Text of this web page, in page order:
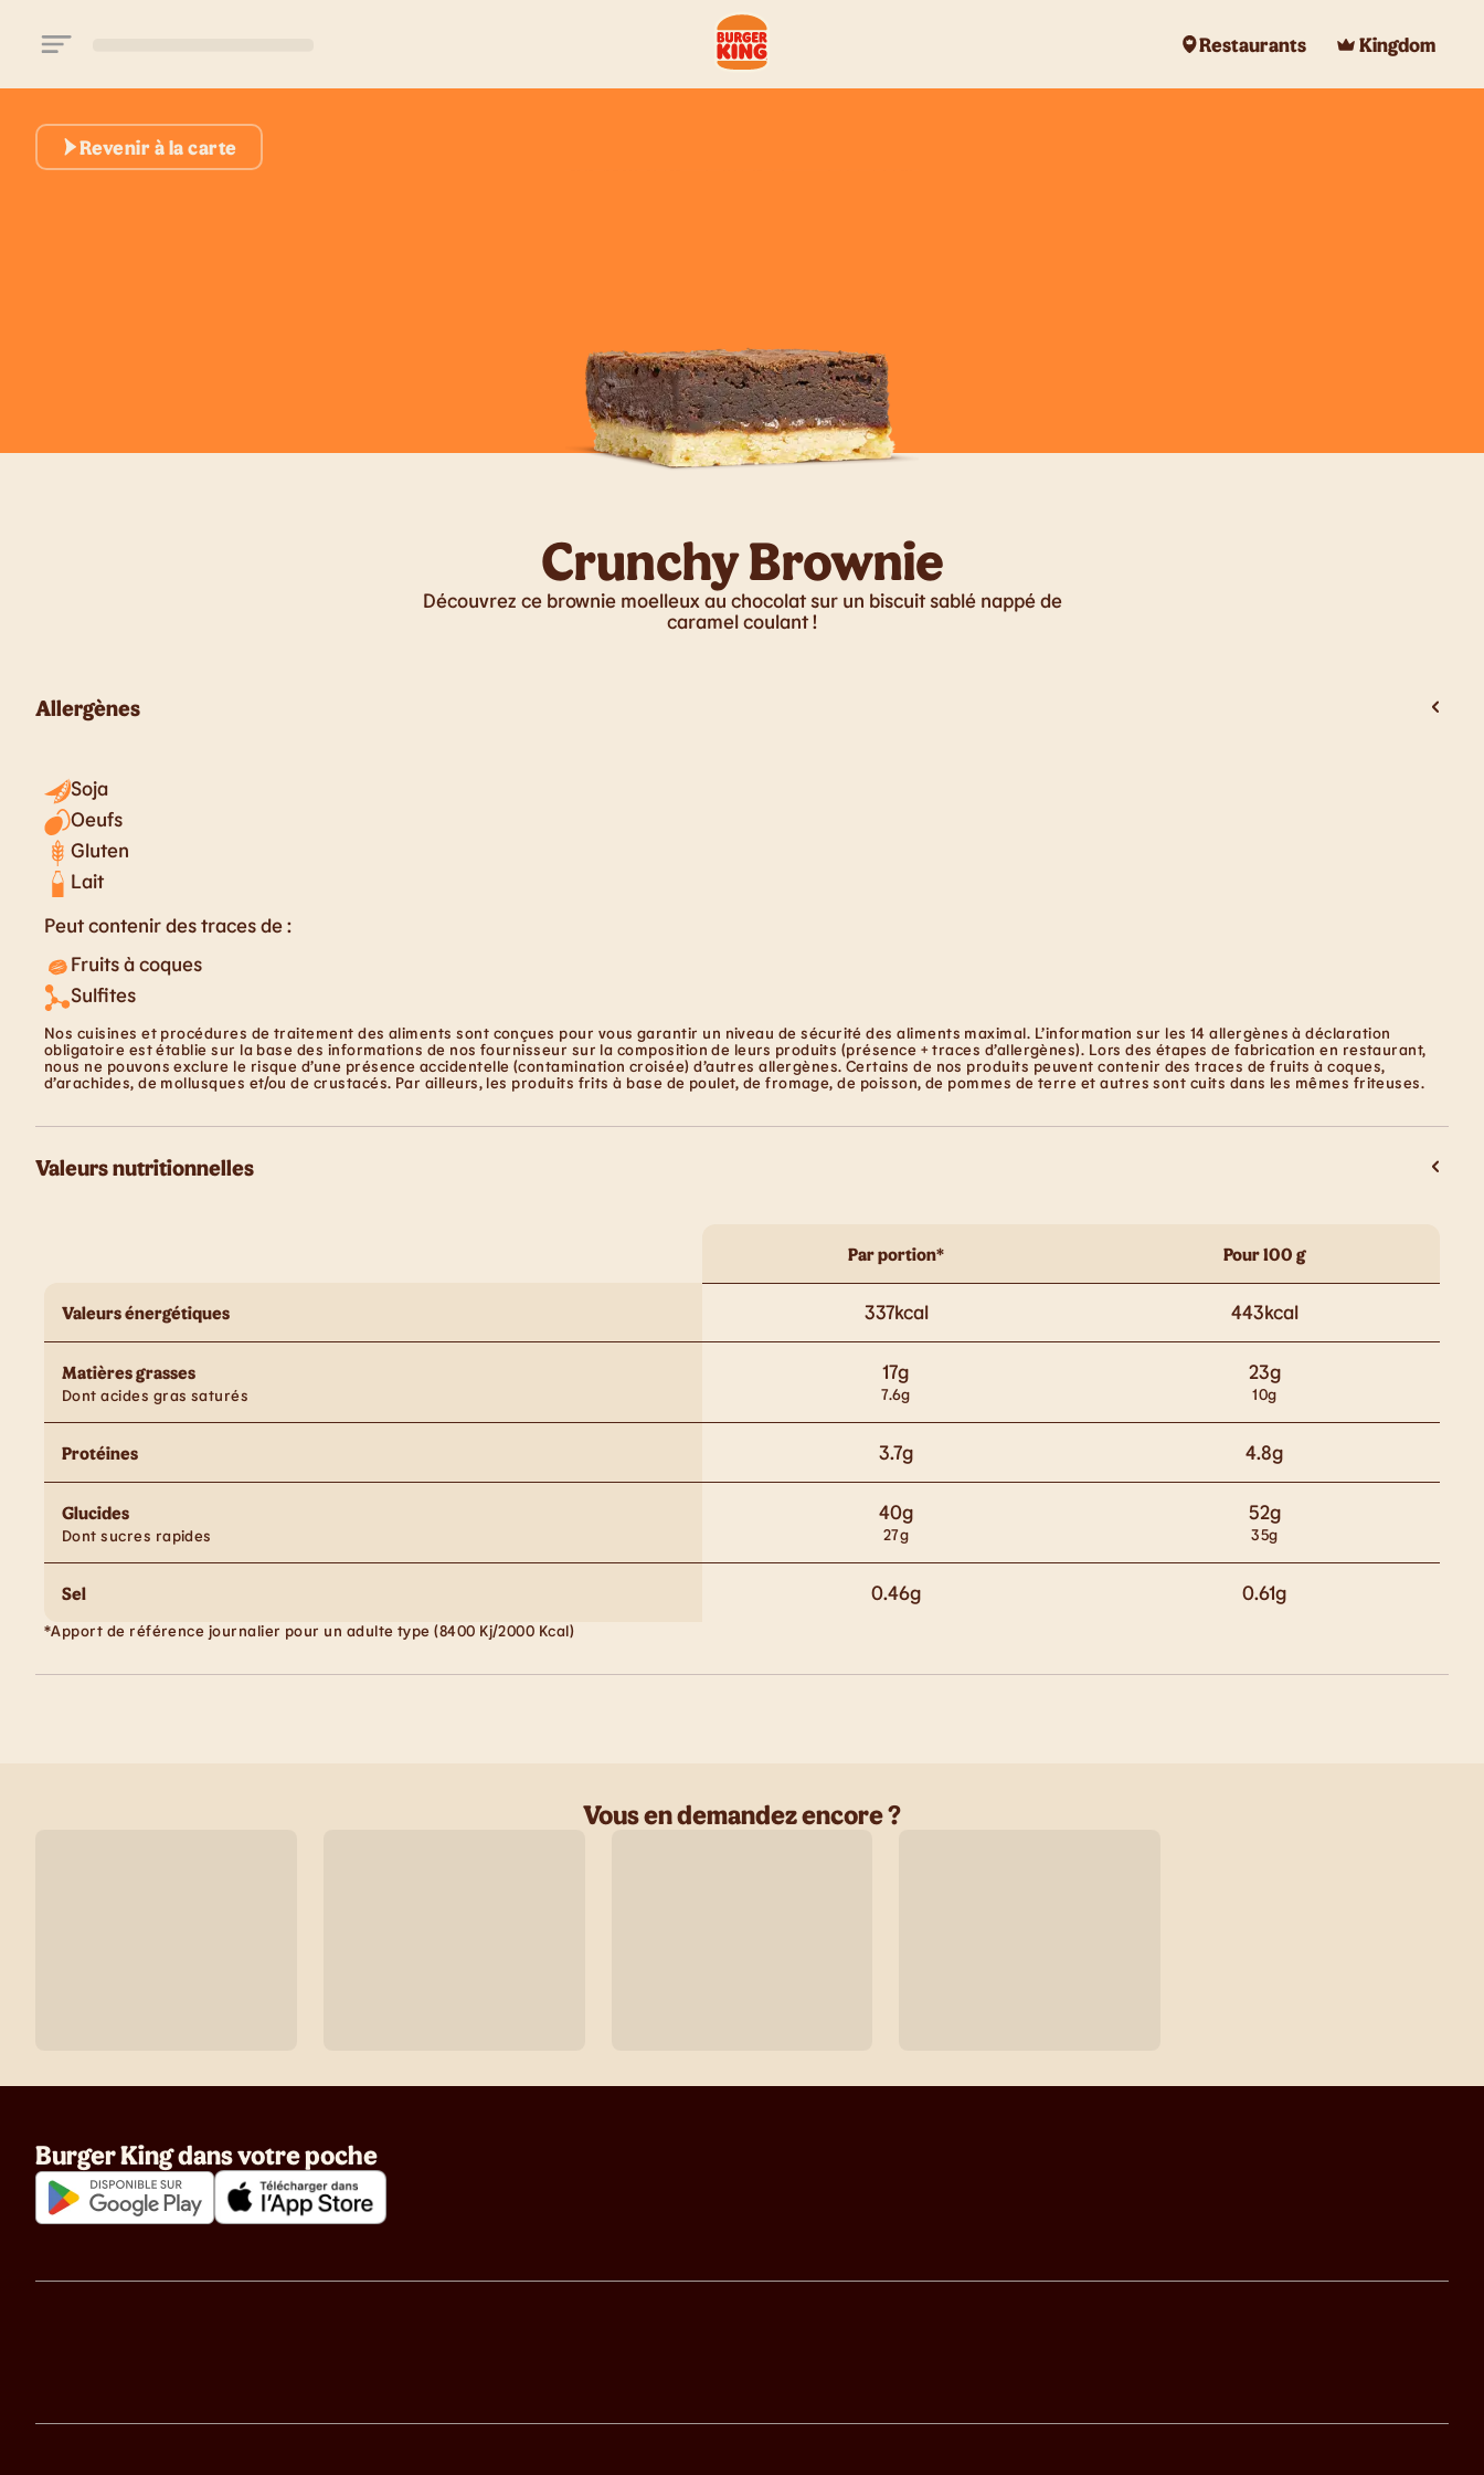
Restaurants
Kingdom
Revenir à la carte
Crunchy Brownie
Découvrez ce brownie moelleux au chocolat sur un biscuit sablé nappé de
caramel coulant !
Allergènes
Soja
Oeufs
Gluten
Lait
Peut contenir des traces de :
Fruits à coques
Sulfites
Nos cuisines et procédures de traitement des aliments sont conçues pour vous garantir un niveau de sécurité des aliments maximal. L’information sur les 14 allergènes à déclaration
obligatoire est établie sur la base des informations de nos fournisseur sur la composition de leurs produits (présence + traces d’allergènes). Lors des étapes de fabrication en restaurant,
nous ne pouvons exclure le risque d’une présence accidentelle (contamination croisée) d’autres allergènes. Certains de nos produits peuvent contenir des traces de fruits à coques,
d’arachides, de mollusques et/ou de crustacés. Par ailleurs, les produits frits à base de poulet, de fromage, de poisson, de pommes de terre et autres sont cuits dans les mêmes friteuses.
Valeurs nutritionnelles
Par portion* Pour 100 g
Valeurs énergétiques 337kcal 443kcal
Matières grasses 17g 23g
Dont acides gras saturés 7.6g 10g
Protéines 3.7g 4.8g
Glucides 40g 52g
Dont sucres rapides 27g 35g
Sel 0.46g 0.61g
*Apport de référence journalier pour un adulte type (8400 Kj/2000 Kcal)
Vous en demandez encore ?
Burger King dans votre poche